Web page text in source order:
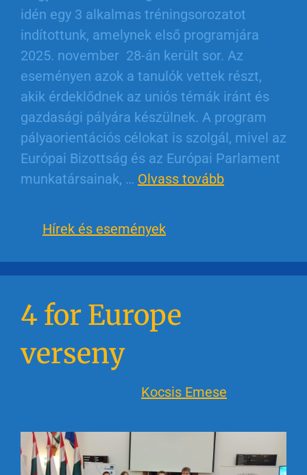
idén egy 3 alkalmas tréningsorozatot
indítottunk, amelynek első programjára
2025. november 28-án került sor. Az
eseményen azok a tanulók vettek részt,
akik érdeklődnek az uniós témák iránt és
gazdasági pályára készülnek. A program
pályaorientációs célokat is szolgál, mivel az
Európai Bizottság és az Európai Parlament
munkatársainak, … Olvass tovább
Hírek és események
4 for Europe
verseny
Kocsis Emese